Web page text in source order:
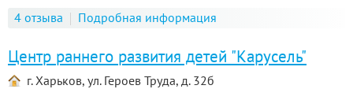
4 отзыва Подробная информация
Центр раннего развития детей "Карусель"
г. Харьков, ул. Героев Труда, д. 32б